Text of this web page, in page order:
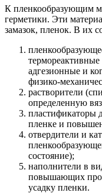
К пленкообразующим
герметики. Эти
замазок, пленок. В их
термореактивные
адгезионные и
физико-
растворители
определенную
пластификаторы
пленке и
отвердители и
состояние);
наполнители в
повышающих
усадку пленки.